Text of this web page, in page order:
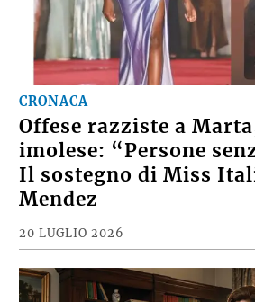
CRONACA
Offese razziste a
imolese: “Persone
Il sostegno di Miss
Mendez
20 LUGLIO 2026